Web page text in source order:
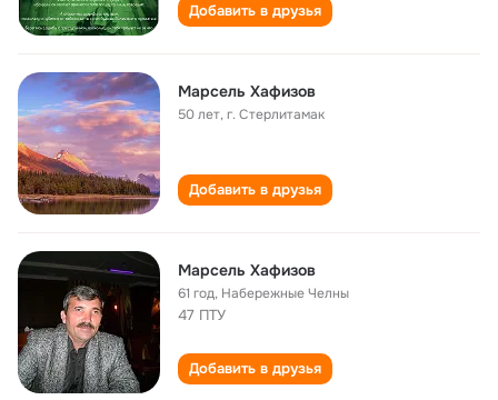
Добавить в друзья
Марсель Хафизов
50 лет,г. Стерлитамак
Добавить в друзья
Марсель Хафизов
61 год, Набережные Челны
47 ПТУ
Добавить в друзья